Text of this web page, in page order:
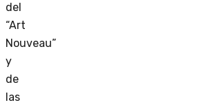
del
“Art
Nouveau”
y
de
las